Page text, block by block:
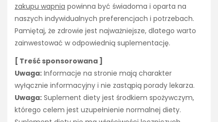
zakupu wapnia powinna być świadoma i oparta na
naszych indywidualnych preferencjach i potrzebach.
Pamiętaj, że zdrowie jest najważniejsze, dlatego warto
zainwestować w odpowiednią suplementację.
[ Treść sponsorowana ]
Uwaga: Informacje na stronie mają charakter
wyłącznie informacyjny i nie zastąpią porady lekarza.
Uwaga: Suplement diety jest środkiem spożywczym,
którego celem jest uzupełnienie normalnej diety.